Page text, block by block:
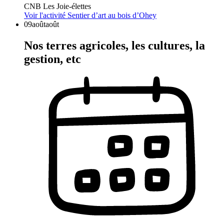
CNB Les Joie-élettes
Voir l'activité Sentier d’art au bois d’Ohey
09aoûtaoût
Nos terres agricoles, les cultures, la
gestion, etc